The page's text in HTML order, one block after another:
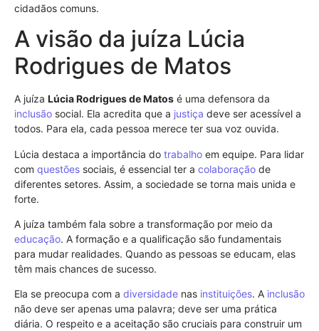
cidadãos comuns.
A visão da juíza Lúcia
Rodrigues de Matos
A juíza Lúcia Rodrigues de Matos é uma defensora da
inclusão social. Ela acredita que a justiça deve ser acessível a
todos. Para ela, cada pessoa merece ter sua voz ouvida.
Lúcia destaca a importância do trabalho em equipe. Para lidar
com questões sociais, é essencial ter a colaboração de
diferentes setores. Assim, a sociedade se torna mais unida e
forte.
A juíza também fala sobre a transformação por meio da
educação. A formação e a qualificação são fundamentais
para mudar realidades. Quando as pessoas se educam, elas
têm mais chances de sucesso.
Ela se preocupa com a diversidade nas instituições. A inclusão
não deve ser apenas uma palavra; deve ser uma prática
diária. O respeito e a aceitação são cruciais para construir um